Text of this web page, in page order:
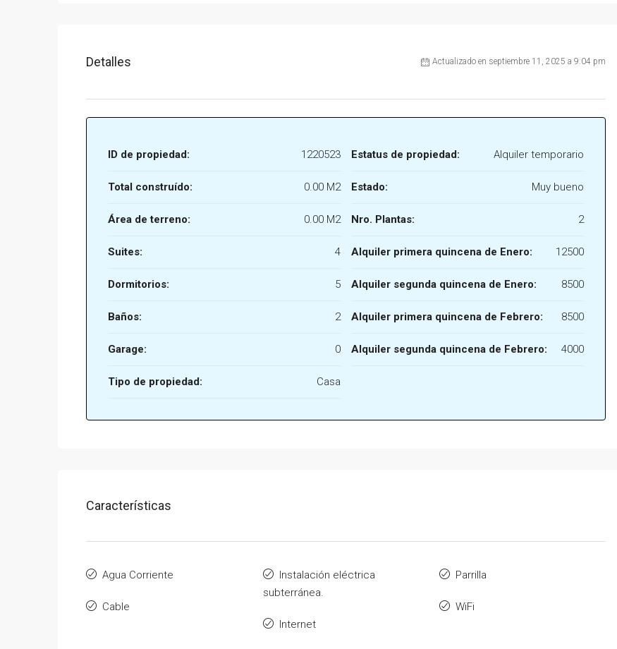
Detalles Actualizado en septiembre 11, 2025 a 9:04 pm
ID de propiedad: 1220523
Total construído: 0.00 M2
Área de terreno: 0.00 M2
Suites: 4
Dormitorios: 5
Baños: 2
Garage: 0
Tipo de propiedad: Casa
Estatus de propiedad: Alquiler temporario
Estado: Muy bueno
Nro. Plantas: 2
Alquiler primera quincena de Enero: 12500
Alquiler segunda quincena de Enero: 8500
Alquiler primera quincena de Febrero: 8500
Alquiler segunda quincena de Febrero: 4000
Características
Agua Corriente
Cable
Instalación eléctrica
subterránea.
Internet
Parrilla
WiFi